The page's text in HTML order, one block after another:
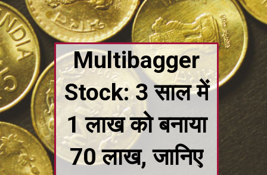
Multibagger
Stock: 3 साल में
1 लाख को बनाया
70 लाख, जानिए